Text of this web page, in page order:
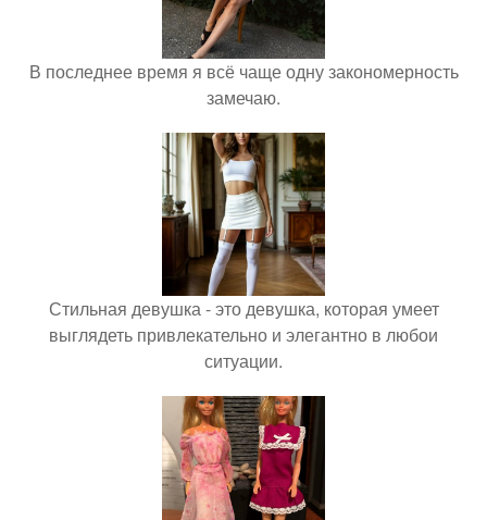
В последнее время я всё чаще одну закономерность
замечаю.
Стильная девушка - это девушка, которая умеет
выглядеть привлекательно и элегантно в любои
ситуации.